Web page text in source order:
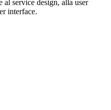
service design, alla user
interface.